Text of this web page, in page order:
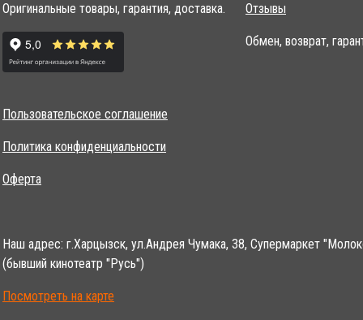
Оригинальные товары, гарантия, доставка. Отзывы
Обмен, возврат,
Пользовательское соглашение
Политика конфиденциальности
Оферта
Наш адрес: г.Харцызск, ул.Андрея Чумака, 38, Супермаркет
(бывший кинотеатр "Русь")
Посмотреть на карте